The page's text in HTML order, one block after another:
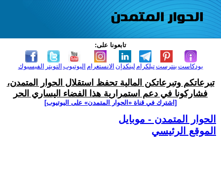
تابعونا على:
الفيسبوك التويتر اليوتيوب الانستغرام لينكدإن تيلكرامبنترست بودكاست
تبرعاتكم وتبرعاتكن المالية تحفظ استقلال الحوار المتمدن،
فشاركونا في دعم استمرارية هذا الفضاء اليساري الحر
[اشترك في قناة ‫«الحوار المتمدن» على اليوتيوب]
الحوار المتمدن - موبايل
الموقع الرئيسي